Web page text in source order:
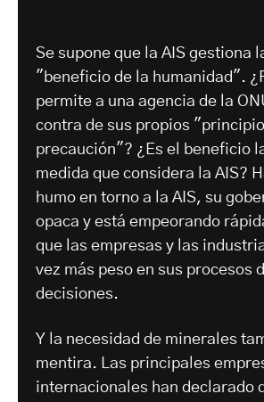
Se supone que la AIS gestiona
"beneficio de la humanidad".
permite a una agencia de la
contra de sus propios
precaución"? ¿Es el beneficio
medida que considera la AIS?
humo en torno a la AIS, su
opaca y está empeorando
que las empresas y las
vez más peso en sus procesos
decisiones.
Y la necesidad de minerales
mentira. Las principales
internacionales han declarado